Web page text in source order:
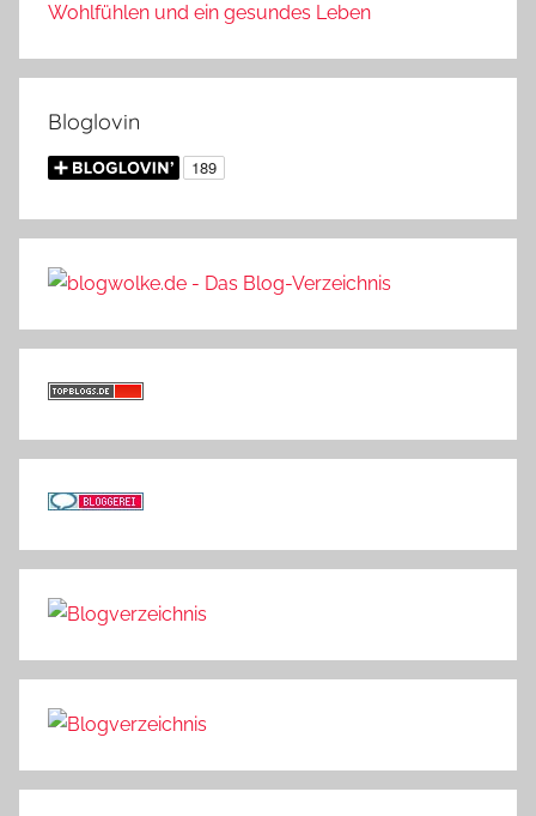
Wohlfühlen und ein gesundes Leben
Bloglovin